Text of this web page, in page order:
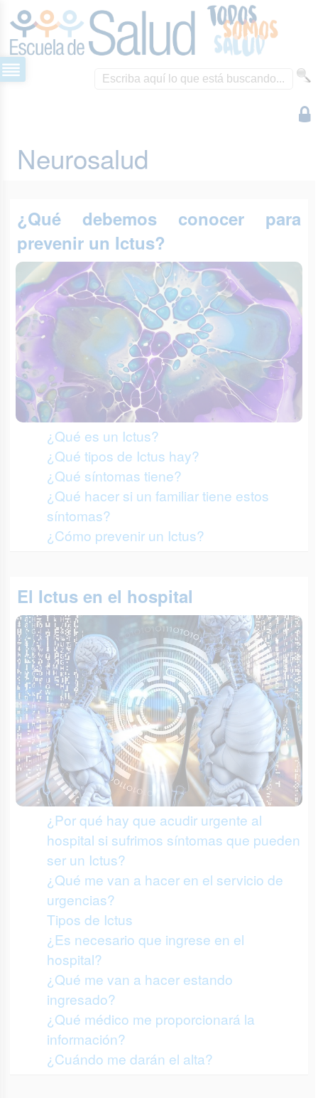
Neurosalud
¿Qué debemos conocer para
prevenir un Ictus?
¿Qué es un Ictus?
¿Qué tipos de Ictus hay?
¿Qué síntomas tiene?
¿Qué hacer si un familiar tiene estos
síntomas?
¿Cómo prevenir un Ictus?
El Ictus en el hospital
¿Por qué hay que acudir urgente al
hospital si sufrimos síntomas que pueden
ser un Ictus?
¿Qué me van a hacer en el servicio de
urgencias?
Tipos de Ictus
¿Es necesario que ingrese en el
hospital?
¿Qué me van a hacer estando
ingresado?
¿Qué médico me proporcionará la
información?
¿Cuándo me darán el alta?